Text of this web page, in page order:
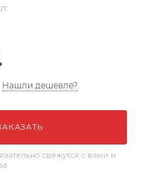
Нашли дешевле?
свяжутся с вами и